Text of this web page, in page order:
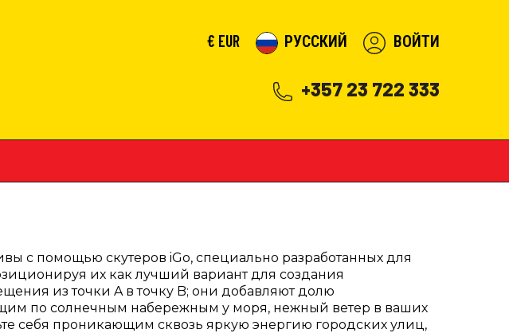
€ EUR РУССКИЙ ВОЙТИ
+357 23 722 333
с помощью скутеров iGo, специально разработанных для
их как лучший вариант для создания
из точки A в точку B; они добавляют долю
по солнечным набережным у моря, нежный ветер в ваших
себя проникающим сквозь яркую энергию городских улиц,